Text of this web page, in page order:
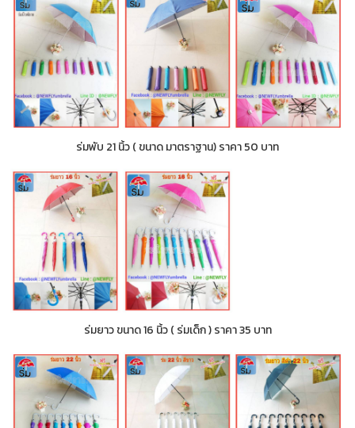
ร่มพับ 21 นิ้ว ( ขนาด มาตราฐาน) ราคา 50 บาท
ร่มยาว ขนาด 16 นิ้ว ( ร่มเด็ก ) ราคา 35 บาท